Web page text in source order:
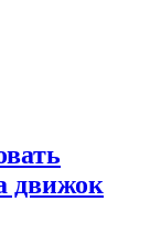
движок